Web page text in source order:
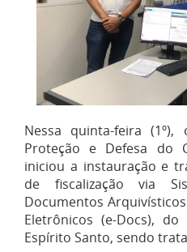
Nessa quinta-feira
Proteção e Defesa do
iniciou a instauração e
de fiscalização via
Documentos
Eletrônicos (e-Docs),
Espírito Santo, sendo